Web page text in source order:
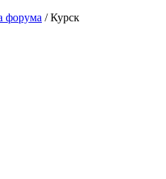
форума / Курск